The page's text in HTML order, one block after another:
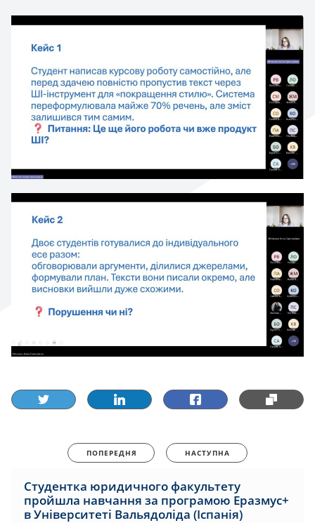
ПОПЕРЕДНЯ НАСТУПНА
Студентка юридичного факультету
пройшла навчання за програмою Еразмус+
в Університеті Вальядоліда (Іспанія)